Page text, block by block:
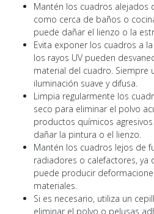
Mantén los cuadros alejados
como cerca de baños o
puede dañar el lienzo o la
Evita exponer los cuadros a
los rayos UV pueden
material del cuadro. Siempre
iluminación suave y difusa.
Limpia regularmente los
seco para eliminar el polvo
productos químicos
dañar la pintura o el lienzo.
Mantén los cuadros lejos de
radiadores o calefactores, ya
puede producir
materiales.
Si es necesario, utiliza un
eliminar el polvo o pelusas